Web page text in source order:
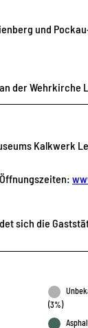
und
der Wehrkirche
Kalkwerk
sich die
(3%)